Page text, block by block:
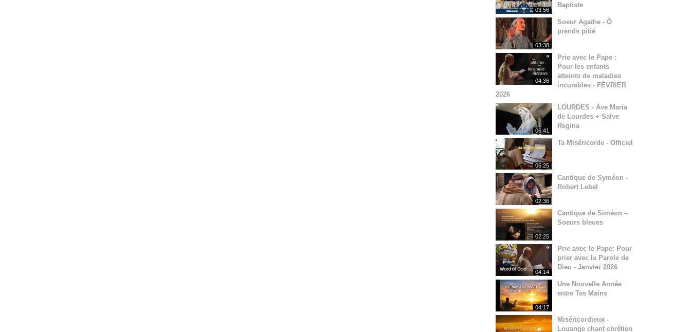
03:56
Baptiste
03:38
Soeur Agathe - Ô
prends pitié
04:36
Prie avec le Pape :
Pour les enfants
atteints de maladies
incurables - FÉVRIER
2026
06:41
LOURDES - Ave Maria
de Lourdes + Salve
Regina
05:25
Ta Miséricorde - Officiel
02:36
Cantique de Syméon -
Robert Lebel
02:25
Cantique de Siméon –
Soeurs bleues
04:14
Prie avec le Pape: Pour
prier avec la Parole de
Dieu - Janvier 2026
04:17
Une Nouvelle Année
entre Tes Mains
Miséricordieux -
Louange chant chrétien